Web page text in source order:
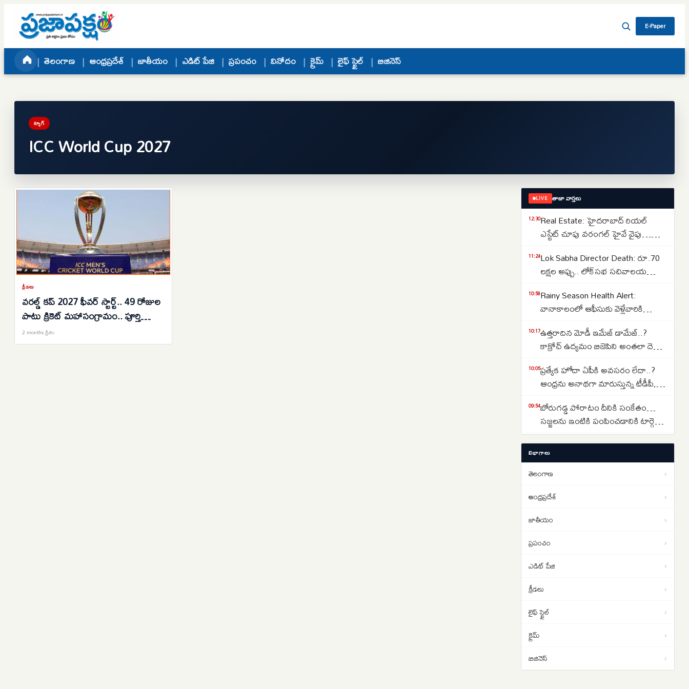
Skip to content
E-Paper
తెలంగాణ ఆంధ్రప్రదేశ్ జాతీయం ఎడిట్ పేజి ప్రపంచం వినోదం క్రైమ్ లైఫ్ స్టైల్ బిజినెస్
ట్యాగ్
ICC World Cup 2027
క్రీడలు
వరల్డ్ కప్ 2027 ఫీవర్ స్టార్ట్.. 49 రోజుల
పాటు క్రికెట్ మహాసంగ్రామం.. పూర్తి
వివరాలు ఇవిగో..
2 months క్రితం
LIVE తాజా వార్తలు
12:30Real Estate: హైదరాబాద్ రియల్
ఎస్టేట్ చూపు వరంగల్ హైవే వైపు…
చూస్తున్న మిడిల్ క్లాస్..
11:24Lok Sabha Director Death: రూ.70
లక్షల అప్పు.. లోక్‌సభ సచివాలయ
సూసైడ్ నోట్..
10:58Rainy Season Health Alert:
వానాకాలంలో ఆఫీసుకు వెళ్లేవారికి
జాగ్రత్త..
10:17ఉత్తరాదిన మోడీ ఇమేజ్ డామేజ్..?
కాక్రోచ్ ఉద్యమం బిజెపిని అంతలా దెబ్బ
10:05ప్రత్యేక హోదా ఏపీకి అవసరం లేదా..?
ఆంధ్రను అనాథగా మారుస్తున్న టీడీపీ,
09:54బోరుగడ్డ పోరాటం దీనికి సంకేతం…
సజ్జలను ఇంటికి పంపించడానికి టార్గెట్
చేశారా..?
09:19సందీప్‌ కిషన్‌ హీరోగా ‘కరికాల’
థ్రిల్లర్‌ మూవీగా ‘చిరంజీవి’
విభాగాలు
తెలంగాణ ›
ఆంధ్రప్రదేశ్ ›
జాతీయం ›
ప్రపంచం ›
ఎడిట్ పేజి ›
క్రీడలు ›
లైఫ్ స్టైల్ ›
క్రైమ్ ›
బిజినెస్ ›